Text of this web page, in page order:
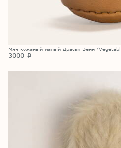
Мяч кожаный малый Драсви Венн /
3000 p